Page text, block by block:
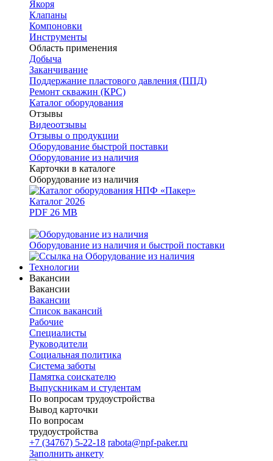
Якоря
Клапаны
Компоновки
Инструменты
Область применения
Добыча
Заканчивание
Поддержание пластового давления (ППД)
Ремонт скважин (КРС)
Каталог оборудования
Отзывы
Видеоотзывы
Отзывы о продукции
Оборудование быстрой поставки
Оборудование из наличия
Карточки в каталоге
Оборудование из наличия
Каталог 2026
PDF 26 MB
Оборудование из наличия и быстрой поставки
Технологии
Вакансии
Вакансии
Вакансии
Список вакансий
Рабочие
Специалисты
Руководители
Cоциальная политика
Система заботы
Памятка соискателю
Выпускникам и студентам
По вопросам трудоустройства
Вывод карточки
По вопросам
трудоустройства
+7 (34767) 5-22-18 rabota@npf-paker.ru
Заполнить анкету